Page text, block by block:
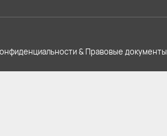
& Правовые документы